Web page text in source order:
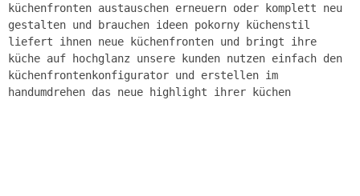
küchenfronten austauschen erneuern oder komplett neu
gestalten und brauchen ideen pokorny küchenstil
liefert ihnen neue küchenfronten und bringt ihre
küche auf hochglanz unsere kunden nutzen einfach den
küchenfrontenkonfigurator und erstellen im
handumdrehen das neue highlight ihrer küchen